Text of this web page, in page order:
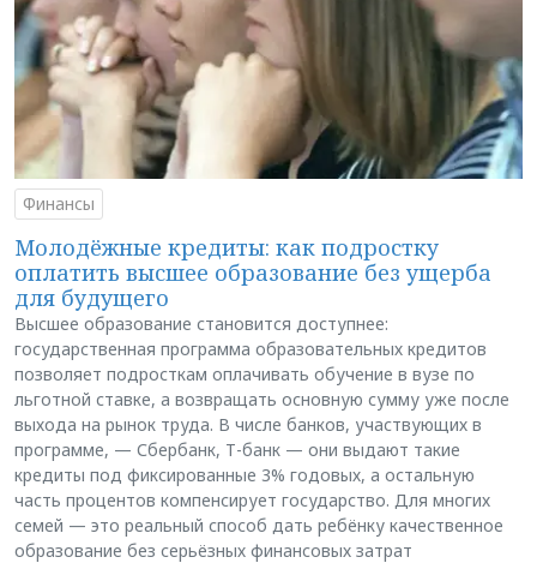
Финансы
Молодёжные кредиты: как подростку
оплатить высшее образование без ущерба
для будущего
Высшее образование становится доступнее:
государственная программа образовательных кредитов
позволяет подросткам оплачивать обучение в вузе по
льготной ставке, а возвращать основную сумму уже после
выхода на рынок труда. В числе банков, участвующих в
программе, — Сбербанк, Т-банк — они выдают такие
кредиты под фиксированные 3% годовых, а остальную
часть процентов компенсирует государство. Для многих
семей — это реальный способ дать ребёнку качественное
образование без серьёзных финансовых затрат